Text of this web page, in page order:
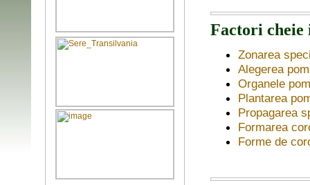
Factori
Zonarea
Alegerea
Organele
Plantarea
Propagarea
Formarea
Forme de